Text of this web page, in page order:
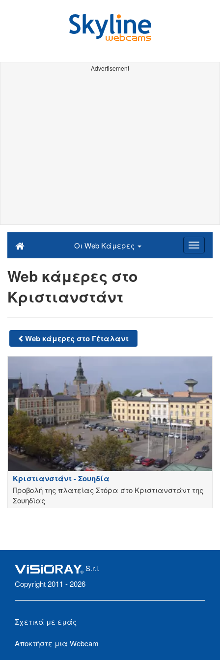
Advertisement
Οι Web Κάμερες
Web κάμερες στο
Κριστιανστάντ
Web κάμερες στο Γέταλαντ
Κριστιανστάντ - Σουηδία
Προβολή της πλατείας Στόρα στο Κριστιανστάντ της
Σουηδίας
S.r.l.
Copyright 2011 - 2026
Σχετικά με εμάς
Αποκτήστε μια Webcam